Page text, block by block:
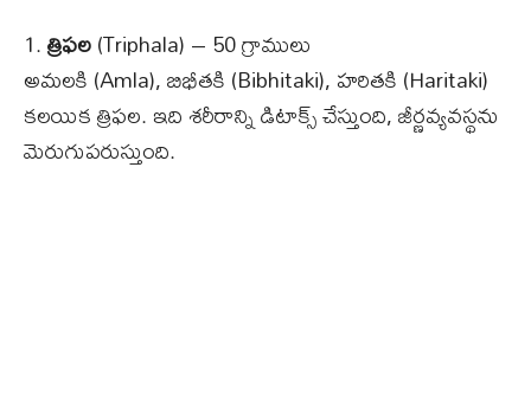
1.త్రిఫల(Triphala) – 50 గ్రాములు
అమలకి (Amla), బిభీతకి (Bibhitaki), హరితకి (Haritaki)
కలయిక త్రిఫల. ఇది శరీరాన్ని డిటాక్స్ చేస్తుంది, జీర్ణవ్యవస్థను
మెరుగుపరుస్తుంది.